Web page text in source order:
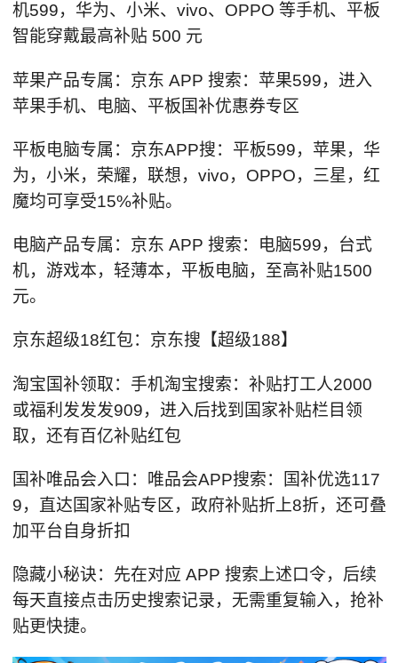
机599，华为、小米、vivo、OPPO 等手机、平板
智能穿戴最高补贴 500 元
苹果产品专属：京东 APP 搜索：苹果599，进入
苹果手机、电脑、平板国补优惠券专区
平板电脑专属：京东APP搜：平板599，苹果，华
为，小米，荣耀，联想，vivo，OPPO，三星，红
魔均可享受15%补贴。
电脑产品专属：京东 APP 搜索：电脑599，台式
机，游戏本，轻薄本，平板电脑，至高补贴1500
元。
京东超级18红包：京东搜【超级188】
淘宝国补领取：手机淘宝搜索：补贴打工人2000
或福利发发发909，进入后找到国家补贴栏目领
取，还有百亿补贴红包
国补唯品会入口：唯品会APP搜索：国补优选117
9，直达国家补贴专区，政府补贴折上8折，还可叠
加平台自身折扣
隐藏小秘诀：先在对应 APP 搜索上述口令，后续
每天直接点击历史搜索记录，无需重复输入，抢补
贴更快捷。